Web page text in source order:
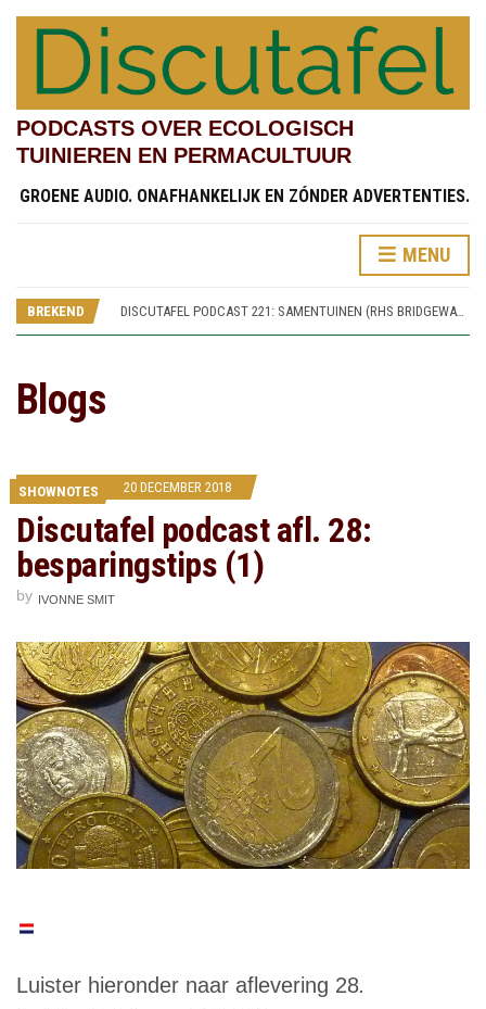
PODCASTS OVER ECOLOGISCH
TUINIEREN EN PERMACULTUUR
GROENE AUDIO. ONAFHANKELIJK EN ZÓNDER ADVERTENTIES.
MENU
BREKEND
DISCUTAFEL PODCAST 220: SPOREN VAN WORSLEY NEW HALL (RHS BRIDGEWATER 5)
DISCUTAFEL PODCAST 219: TESTVELDEN EN CHINESE STREAMSIDE GARDEN (RHS BRIDGEWATER 4)
Blogs
SHOWNOTES 20 DECEMBER 2018
Discutafel podcast afl. 28:
besparingstips (1)
by IVONNE SMIT
Luister hieronder naar aflevering 28.